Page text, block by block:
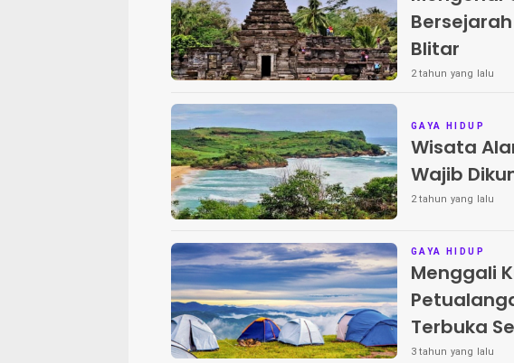
Blitar
2 tahun yang lalu
GAYA HIDUP
Wisata
Wajib
2 tahun yang lalu
GAYA HIDUP
Menggali
Terbuka
Positif
3 tahun yang lalu